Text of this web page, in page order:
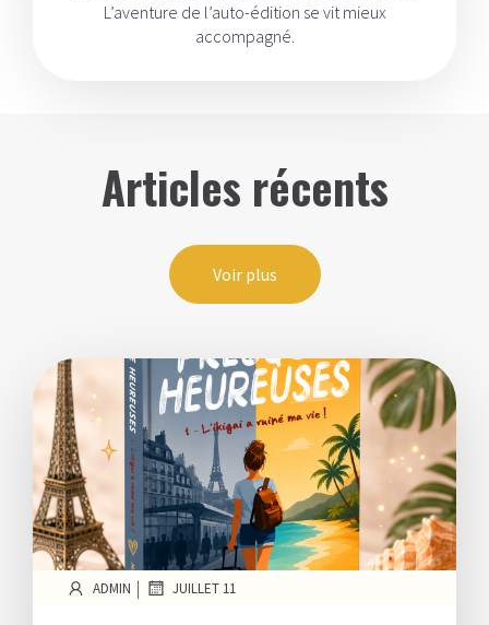
L’aventure de l’auto-édition se vit mieux
accompagné.
Articles récents
Voir plus
ADMIN | JUILLET 11